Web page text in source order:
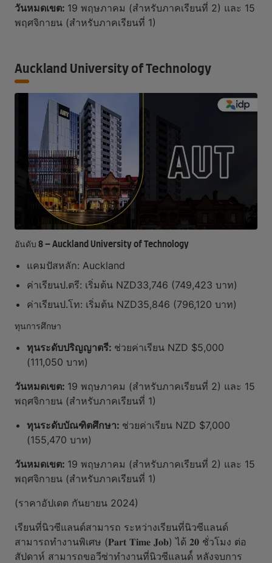
วันหมดเขต: 19 พฤษภาคม (สำหรับภาคเรียนที่ 2) และ 15
พฤศจิกายน (สำหรับภาคเรียนที่ 1)
Auckland University of Technology
อันดับ 8 – Auckland University of Technology
แคมปัสหลัก: Auckland
ค่าเรียนป.ตรี: เริ่มต้น NZD33,746 (749,423 บาท)
ค่าเรียนป.โท: เริ่มต้น NZD35,846 (796,120 บาท)
ทุนการศึกษา
ทุนระดับปริญญาตรี: ช่วยค่าเรียน NZD $5,000
(111,050 บาท)
วันหมดเขต: 19 พฤษภาคม (สำหรับภาคเรียนที่ 2) และ 15
พฤศจิกายน (สำหรับภาคเรียนที่ 1)
ทุนระดับบัณฑิตศึกษา: ช่วยค่าเรียน NZD $7,000
(155,470 บาท)
วันหมดเขต: 19 พฤษภาคม (สำหรับภาคเรียนที่ 2) และ 15
พฤศจิกายน (สำหรับภาคเรียนที่ 1)
(ราคาอัปเดต กันยายน 2024)
เรียนที่นิวซีแลนด์สามารถ ระหว่างเรียนที่นิวซีแลนด์
สามารถทำงานพิเศษ (𝐏𝐚𝐫𝐭 𝐓𝐢𝐦𝐞 𝐉𝐨𝐛) ได้ 𝟐𝟎 ชั่วโมง ต่อ
สัปดาห์ สามารถขอวีซ่าทำงานที่นิวซีแลนด์์ หลังจบการ